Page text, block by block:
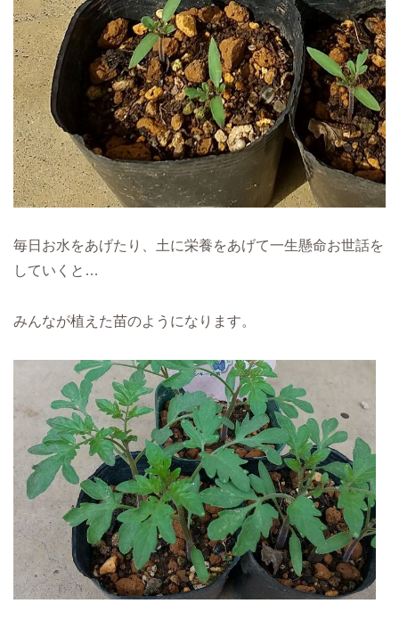
毎日お水をあげたり、土に栄養をあげて一生懸命お世話を
していくと…
みんなが植えた苗のようになります。